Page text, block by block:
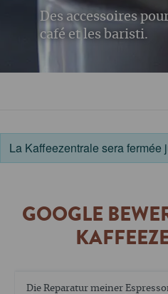
Des accessoires
café et les baristi.
La Kaffeezentrale sera
GOOGLE
Die Reparatur meiner